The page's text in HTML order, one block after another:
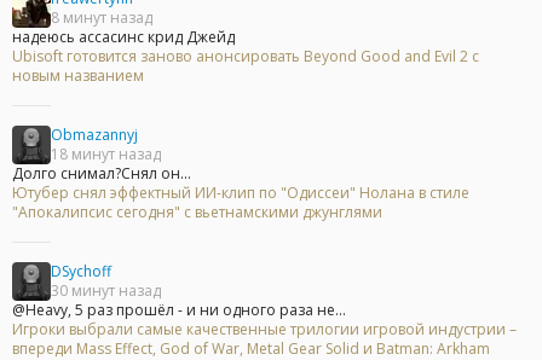
8 минут назад
надеюсь ассасинс крид Джейд
Ubisoft готовится заново анонсировать Beyond Good and Evil 2 с
новым названием
Obmazannyj
18 минут назад
Долго снимал?Снял он...
Ютубер снял эффектный ИИ-клип по "Одиссеи" Нолана в стиле
"Апокалипсис сегодня" с вьетнамскими джунглями
DSychoff
30 минут назад
@Heavy, 5 раз прошёл - и ни одного раза не...
Игроки выбрали самые качественные трилогии игровой индустрии –
впереди Mass Effect, God of War, Metal Gear Solid и Batman: Arkham